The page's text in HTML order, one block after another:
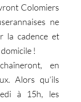
Colomiers
ne
la cadence et
!
en
Alors qu’ils
à 15h, les